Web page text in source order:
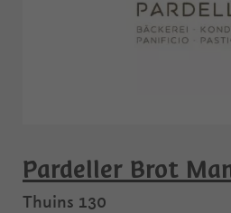
Pardeller Brot
Thuins 130